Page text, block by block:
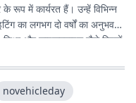
रूप में कार्यरत हैं। उन्हें विभिन्न
का लगभग दो वर्षों का अनुभव
शिक्षा और लाइफस्टाइल जैसे विषयों
वे डिजिटल प्लेटफॉर्म के लिए
भाषा में लेखन का भी शौक
हैं कि संवेदनशील, तथ्यपरक
novehicleday